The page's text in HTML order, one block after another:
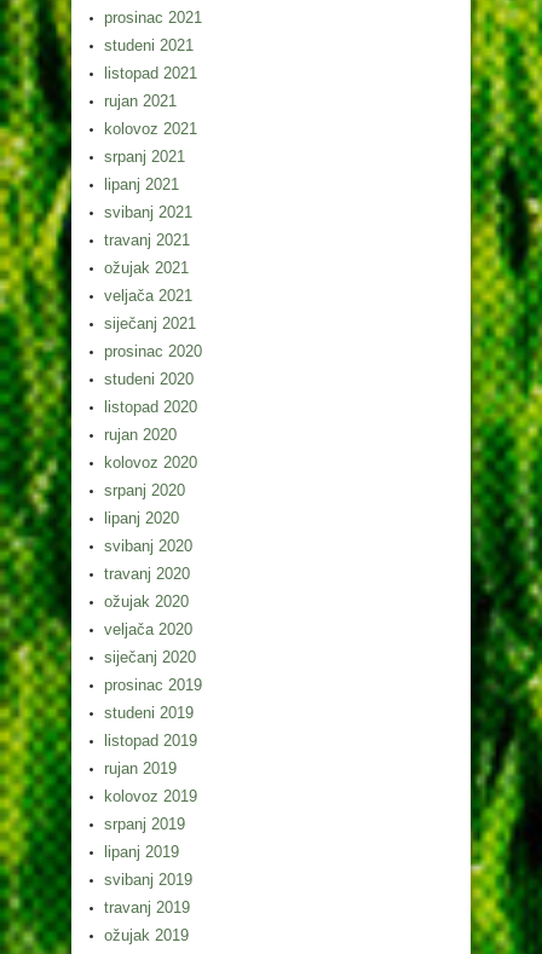
prosinac 2021
studeni 2021
listopad 2021
rujan 2021
kolovoz 2021
srpanj 2021
lipanj 2021
svibanj 2021
travanj 2021
ožujak 2021
veljača 2021
siječanj 2021
prosinac 2020
studeni 2020
listopad 2020
rujan 2020
kolovoz 2020
srpanj 2020
lipanj 2020
svibanj 2020
travanj 2020
ožujak 2020
veljača 2020
siječanj 2020
prosinac 2019
studeni 2019
listopad 2019
rujan 2019
kolovoz 2019
srpanj 2019
lipanj 2019
svibanj 2019
travanj 2019
ožujak 2019